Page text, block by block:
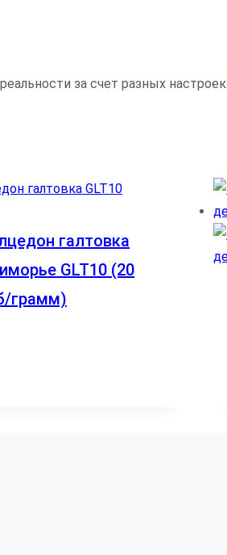
за счет разных
галтовка
GLT10 (20
грамм)